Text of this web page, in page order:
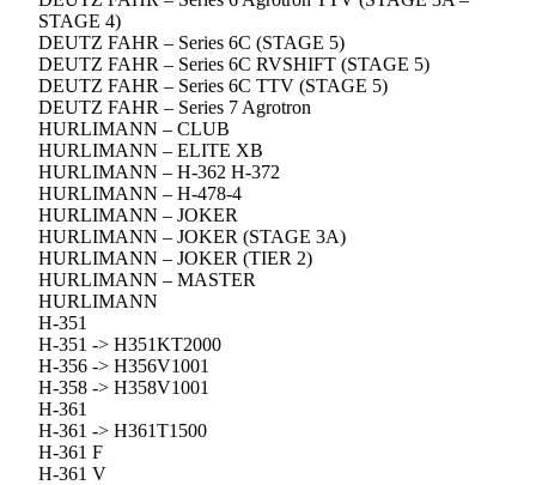
STAGE 4)
DEUTZ FAHR – Series 6C (STAGE 5)
DEUTZ FAHR – Series 6C RVSHIFT (STAGE 5)
DEUTZ FAHR – Series 6C TTV (STAGE 5)
DEUTZ FAHR – Series 7 Agrotron
HURLIMANN – CLUB
HURLIMANN – ELITE XB
HURLIMANN – H-362 H-372
HURLIMANN – H-478-4
HURLIMANN – JOKER
HURLIMANN – JOKER (STAGE 3A)
HURLIMANN – JOKER (TIER 2)
HURLIMANN – MASTER
HURLIMANN
H-351
H-351 -> H351KT2000
H-356 -> H356V1001
H-358 -> H358V1001
H-361
H-361 -> H361T1500
H-361 F
H-361 V